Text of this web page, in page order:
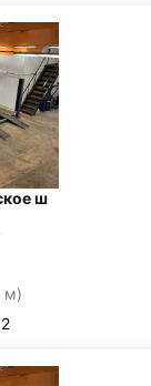
ш
м)